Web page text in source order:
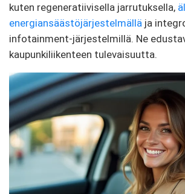
kuten regeneratiivisella jarrutuksella,
energiansäästöjärjestelmällä ja
infotainment-järjestelmillä. Ne
kaupunkiliikenteen tulevaisuutta.